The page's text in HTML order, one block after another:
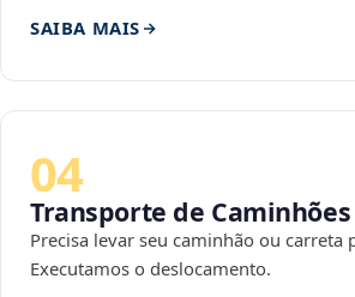
SAIBA MAIS
04
Transporte de
Precisa levar seu caminhão ou carreta
Executamos o deslocamento.